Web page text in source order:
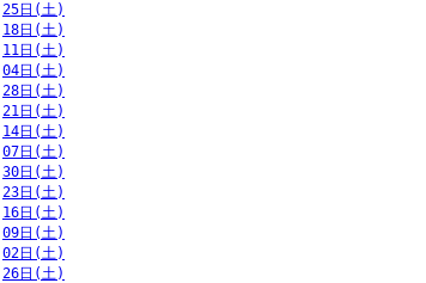
25日(土)
18日(土)
11日(土)
04日(土)
28日(土)
21日(土)
14日(土)
07日(土)
30日(土)
23日(土)
16日(土)
09日(土)
02日(土)
26日(土)